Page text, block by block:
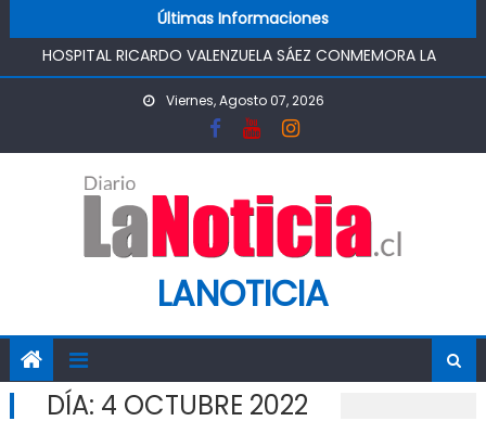
Últimas Informaciones
HOSPITAL RICARDO VALENZUELA SÁEZ CONMEMORA LA
SEMANA MUNDIAL DE LA LACTANCIA MATERNA
PROMOVIENDO UN COMIENZO DE VIDA SALUDABLE
IMPULSA AGUA DE AGROSUPER PERMITIRÁ LA
CONSTRUCCIÓN DE POZO DEL SSR CALIFORNIA Y
FORTALECERA EL ABASTECIMIENTO DE AGUA POTABLE DE LA
COMUNIDAD
MINISTRO DE AGRICULTURA REALIZA GIRA POR CINCO
REGIONES PARA MONITOREAR EFECTOS DEL SISTEMA
FRONTAL Y APOYAR AL SECTOR AGRÍCOLA
PASO PEHUENCHE AVANZA COMO ALTERNATIVA
ESTRATÉGICA A LOS LIBERTADORES
SIGUEN LOS CIERRES DE PROSTÍBULOS CLANDESTINOS EN
RANCAGUA: NUEVO OPERATIVO DEJA UN RECINTO
CLAUSURADO Y OTRO CON PROHIBICIÓN DE
FUNCIONAMIENTO
Viernes, Agosto 07, 2026
LANOTICIA
DÍA: 4 OCTUBRE 2022